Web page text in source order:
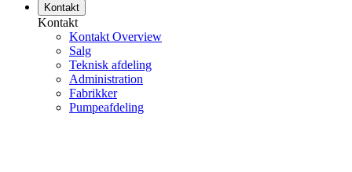
Kontakt
Kontakt
Kontakt Overview
Salg
Teknisk afdeling
Administration
Fabrikker
Pumpeafdeling